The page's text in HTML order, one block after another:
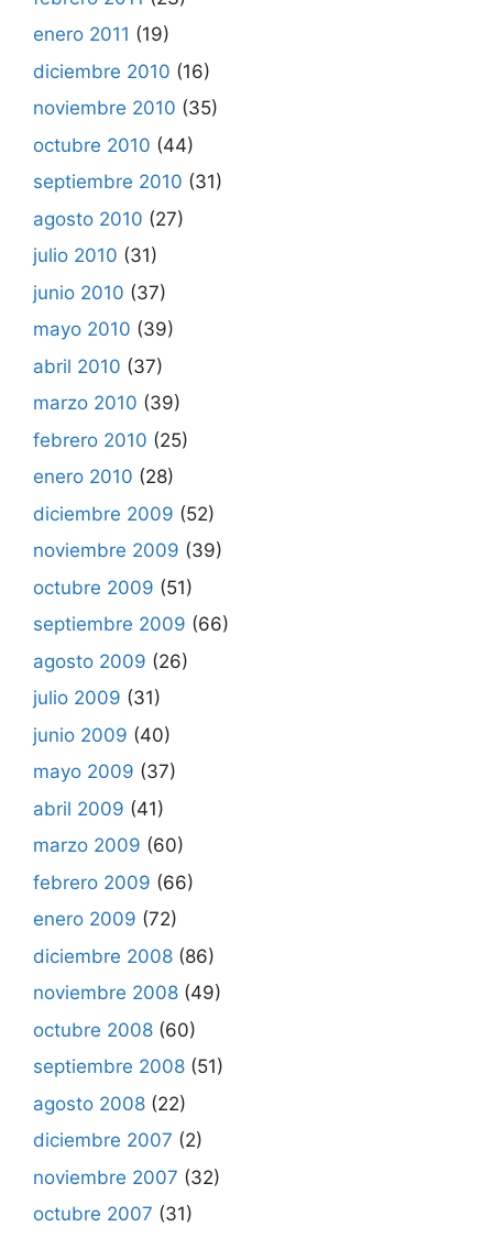
enero 2011 (19)
diciembre 2010 (16)
noviembre 2010 (35)
octubre 2010 (44)
septiembre 2010 (31)
agosto 2010 (27)
julio 2010 (31)
junio 2010 (37)
mayo 2010 (39)
abril 2010 (37)
marzo 2010 (39)
febrero 2010 (25)
enero 2010 (28)
diciembre 2009 (52)
noviembre 2009 (39)
octubre 2009 (51)
septiembre 2009 (66)
agosto 2009 (26)
julio 2009 (31)
junio 2009 (40)
mayo 2009 (37)
abril 2009 (41)
marzo 2009 (60)
febrero 2009 (66)
enero 2009 (72)
diciembre 2008 (86)
noviembre 2008 (49)
octubre 2008 (60)
septiembre 2008 (51)
agosto 2008 (22)
diciembre 2007 (2)
noviembre 2007 (32)
octubre 2007 (31)